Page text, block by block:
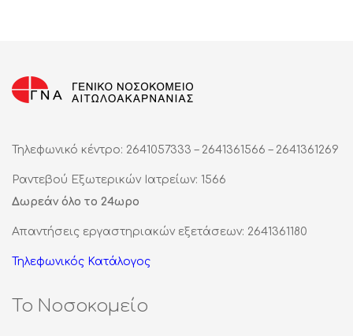
Τηλεφωνικό κέντρο: 2641057333 – 2641361566 – 2641361269
Ραντεβού Εξωτερικών Ιατρείων: 1566
Δωρεάν όλο το 24ωρο
Απαντήσεις εργαστηριακών εξετάσεων: 2641361180
Τηλεφωνικός Κατάλογος
Το Νοσοκομείο